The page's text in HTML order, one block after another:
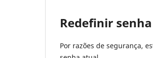
Redefinir senha
Por razões de segurança,